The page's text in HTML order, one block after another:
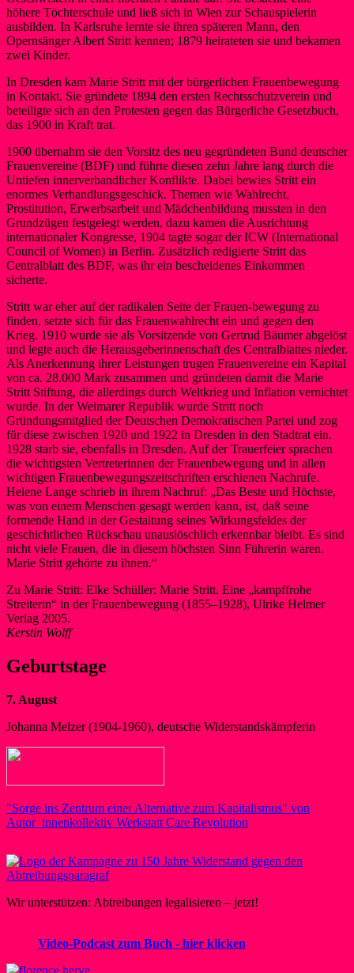
höhere Töchterschule und ließ sich in Wien zur Schauspielerin
ausbilden. In Karlsruhe lernte sie ihren späteren Mann, den
Opernsänger Albert Stritt kennen; 1879 heirateten sie und bekamen
zwei Kinder.
In Dresden kam Marie Stritt mit der bürgerlichen Frauenbewegung
in Kontakt. Sie gründete 1894 den ersten Rechtsschutzverein und
beteiligte sich an den Protesten gegen das Bürgerliche Gesetzbuch,
das 1900 in Kraft trat.
1900 übernahm sie den Vorsitz des neu gegründeten Bund deutscher
Frauenvereine (BDF) und führte diesen zehn Jahre lang durch die
Untiefen innerverbandlicher Konflikte. Dabei bewies Stritt ein
enormes Verhandlungsgeschick. Themen wie Wahlrecht,
Prostitution, Erwerbsarbeit und Mädchenbildung mussten in den
Grundzügen festgelegt werden, dazu kamen die Ausrichtung
internationaler Kongresse, 1904 tagte sogar der ICW (International
Council of Women) in Berlin. Zusätzlich redigierte Stritt das
Centralblatt des BDF, was ihr ein bescheidenes Einkommen
sicherte.
Stritt war eher auf der radikalen Seite der Frauen-bewegung zu
finden, setzte sich für das Frauenwahlrecht ein und gegen den
Krieg. 1910 wurde sie als Vorsitzende von Gertrud Bäumer abgelöst
und legte auch die Herausgeberinnenschaft des Centralblattes nieder.
Als Anerkennung ihrer Leistungen trugen Frauenvereine ein Kapital
von ca. 28.000 Mark zusammen und gründeten damit die Marie
Stritt Stiftung, die allerdings durch Weltkrieg und Inflation vernichtet
wurde. In der Weimarer Republik wurde Stritt noch
Gründungsmitglied der Deutschen Demokratischen Partei und zog
für diese zwischen 1920 und 1922 in Dresden in den Stadtrat ein.
1928 starb sie, ebenfalls in Dresden. Auf der Trauerfeier sprachen
die wichtigsten Vertreterinnen der Frauenbewegung und in allen
wichtigen Frauenbewegungszeitschriften erschienen Nachrufe.
Helene Lange schrieb in ihrem Nachruf: „Das Beste und Höchste,
was von einem Menschen gesagt werden kann, ist, daß seine
formende Hand in der Gestaltung seines Wirkungsfeldes der
geschichtlichen Rückschau unauslöschlich erkennbar bleibt. Es sind
nicht viele Frauen, die in diesem höchsten Sinn Führerin waren.
Marie Stritt gehörte zu ihnen.“
Zu Marie Stritt: Elke Schüller: Marie Stritt. Eine „kampffrohe
Streiterin“ in der Frauenbewegung (1855–1928), Ulrike Helmer
Verlag 2005.
Kerstin Wolff
Geburtstage
7. August
Johanna Melzer (1904-1960), deutsche Widerstandskämpferin
"Sorge ins Zentrum einer Alternative zum Kapitalismus" von
Autor_innenkollektiv Werkstatt Care Revolution
Wir unterstützen: Abtreibungen legalisieren – jetzt!
Video-Podcast zum Buch - hier klicken